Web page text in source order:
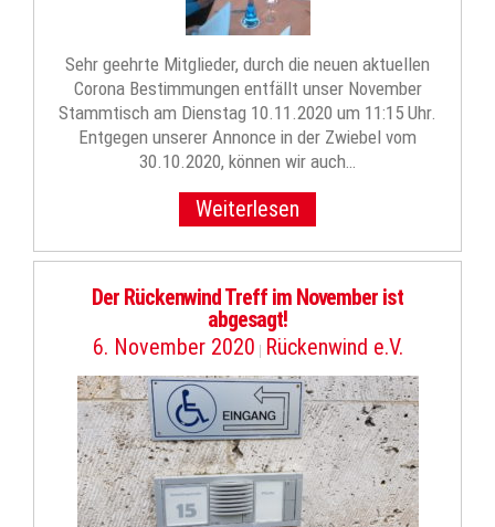
Sehr geehrte Mitglieder, durch die neuen aktuellen
Corona Bestimmungen entfällt unser November
Stammtisch am Dienstag 10.11.2020 um 11:15 Uhr.
Entgegen unserer Annonce in der Zwiebel vom
30.10.2020, können wir auch…
Weiterlesen
Der Rückenwind Treff im November ist
abgesagt!
6. November 2020 | Rückenwind e.V.